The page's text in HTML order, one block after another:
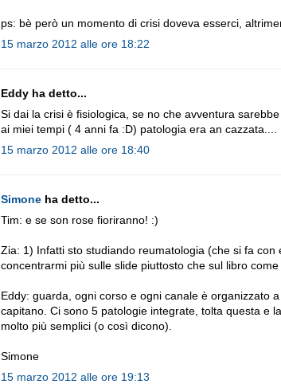
ps: bè però un momento di crisi doveva esserci,
15 marzo 2012 alle ore 18:22
Eddy ha detto...
Si dai la crisi è fisiologica, se no che avventura
ai miei tempi ( 4 anni fa :D) patologia era an cazzata....
15 marzo 2012 alle ore 18:40
Simone ha detto...
Tim: e se son rose fioriranno! :)
Zia: 1) Infatti sto studiando reumatologia (che si fa
concentrarmi più sulle slide piuttosto che sul libro
Eddy: guarda, ogni corso e ogni canale è organizzato
capitano. Ci sono 5 patologie integrate, tolta questa e
molto più semplici (o così dicono).
Simone
15 marzo 2012 alle ore 19:13